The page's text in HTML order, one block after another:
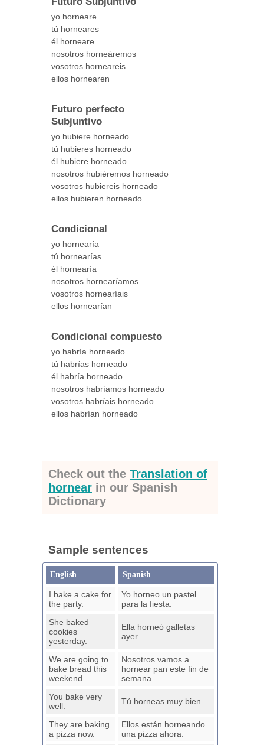
yo horneare
tú horneares
él horneare
nosotros horneáremos
vosotros horneareis
ellos hornearen
Futuro perfecto
Subjuntivo
yo hubiere horneado
tú hubieres horneado
él hubiere horneado
nosotros hubiéremos horneado
vosotros hubiereis horneado
ellos hubieren horneado
Condicional
yo hornearía
tú hornearías
él hornearía
nosotros hornearíamos
vosotros hornearíais
ellos hornearían
Condicional compuesto
yo habría horneado
tú habrías horneado
él habría horneado
nosotros habríamos horneado
vosotros habríais horneado
ellos habrían horneado
Check out the Translation of
hornear in our Spanish
Dictionary
Sample sentences
English Spanish
I bake a cake for
the party.
Yo horneo un pastel
para la fiesta.
She baked
cookies
yesterday.
Ella horneó galletas
ayer.
We are going to
bake bread this
weekend.
Nosotros vamos a
hornear pan este fin de
semana.
You bake very
well.
Tú horneas muy bien.
They are baking
a pizza now.
Ellos están horneando
una pizza ahora.